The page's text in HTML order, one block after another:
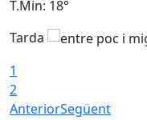
T.Min: 18°
Tarda
1
2
AnteriorSegüent